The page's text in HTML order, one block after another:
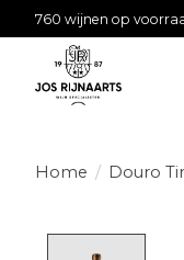
760 wijnen op
Home / Douro